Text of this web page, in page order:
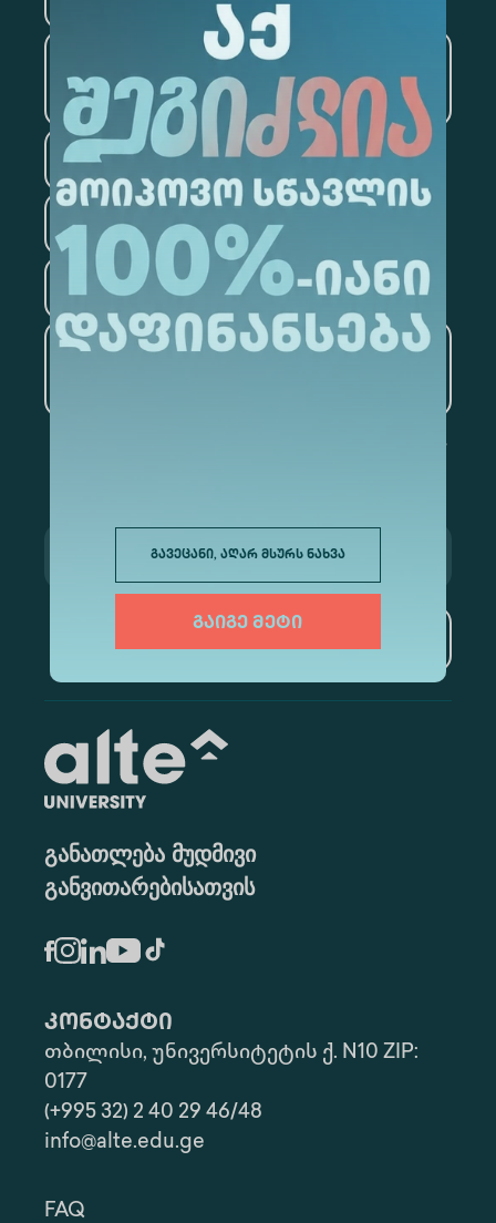
გავეცანი, აღარ მსურს ნახვა
გაიგე მეტი
საინფორმაციო
ტექნოლოგიები
სამართალი
ფსიქოლოგია
ტურიზმი
ხელოვნური ინტელექტი
განათლება მუდმივი
განვითარებისათვის
კონტაქტი
თბილისი, უნივერსიტეტის ქ. N10 ZIP:
0177
(+995 32) 2 40 29 46/48
info@alte.edu.ge
FAQ